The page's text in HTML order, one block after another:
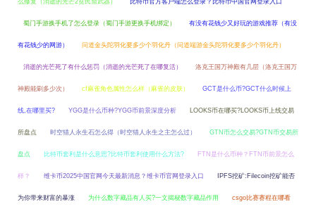
么修复（消逝的光芒2贫民窟武器） 比特币官方客户端怎么登录？比特币中国官网登录入口
蜀门手游换手机了怎么登录（蜀门手游更换手机绑定） 有没有花钱少又好玩的游戏推荐（有没
有花钱少的网游） 问道金头陀羽化要多少个羽化丹（问道端游金头陀羽化要多少个羽化丹）
消逝的光芒死了有什么惩罚（消逝的光芒死了在哪复活） 洛克王国万神殿有几层（洛克王国万
神殿能刷多少次） cf麻雀角色属性怎么样（麻雀的皮肤） GCT是什么币?GCT什么时候上
线,在哪里买? YGG是什么币种?YGG币前景深度分析 LOOKS币在哪买?LOOKS币上线交易
所盘点 时空猎人永生石怎么得（时空猎人永生之主怎么过） GTN币怎么交易?GTN币交易所
盘点 比特币套利是什么意思?比特币套利使用什么方法? FTN是什么币种？FTN币前景怎么
样？ 维卡币2025中国官网今天最新消息？维卡币官网登录入口 IPFS挖矿:Filecoin挖矿能否
为你带来财富的暴涨 为什么数字藏品有人买?一文揭秘数字藏品作用 csgo比赛赛程在哪看